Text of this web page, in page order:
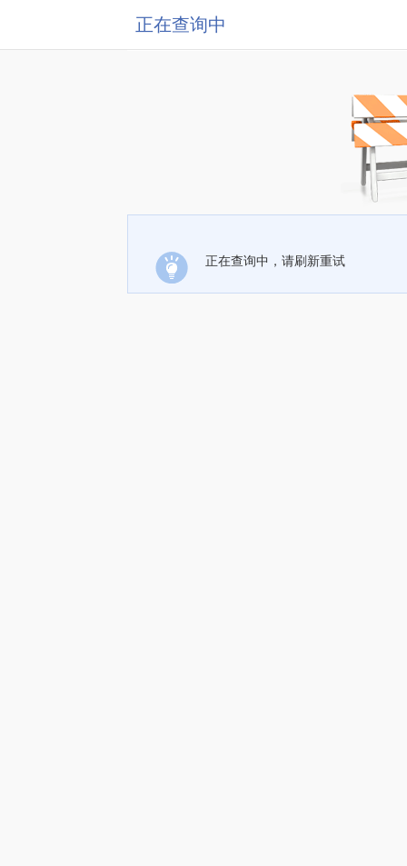
正在查询中
正在查询中，请刷新重试